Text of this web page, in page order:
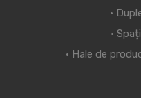
•
•
• Hale de